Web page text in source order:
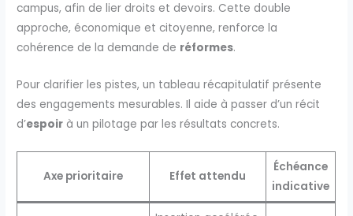
campus, afin de lier droits et devoirs. Cette double
approche, économique et citoyenne, renforce la
cohérence de la demande de réformes.
Pour clarifier les pistes, un tableau récapitulatif présente
des engagements mesurables. Il aide à passer d’un récit
d’espoir à un pilotage par les résultats concrets.
Axe prioritaire Effet attendu
Échéance
indicative